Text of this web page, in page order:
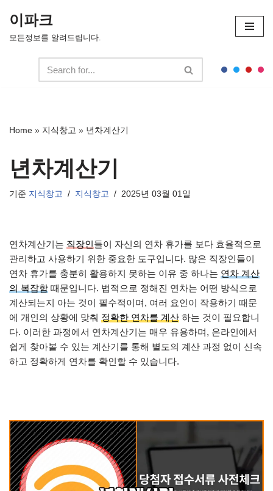
콘
기
이파크
모든정보를 알려드립니다.
Home » 지식창고 » 년차계산기
년차계산기
기준 지식창고 지식창고 2025년 03월 01일
연차계산기는 직장인들이 자신의 연차 휴가를 보다 효율적으로
관리하고 사용하기 위한 중요한 도구입니다. 많은 직장인들이
연차 휴가를 충분히 활용하지 못하는 이유 중 하나는 연차 계산
의 복잡함 때문입니다. 법적으로 정해진 연차는 어떤 방식으로
계산되는지 아는 것이 필수적이며, 여러 요인이 작용하기 때문
에 개인의 상황에 맞춰 정확한 연차를 계산 하는 것이 필요합니
다. 이러한 과정에서 연차계산기는 매우 유용하며, 온라인에서
쉽게 찾아볼 수 있는 계산기를 통해 별도의 계산 과정 없이 신속
하고 정확하게 연차를 확인할 수 있습니다.